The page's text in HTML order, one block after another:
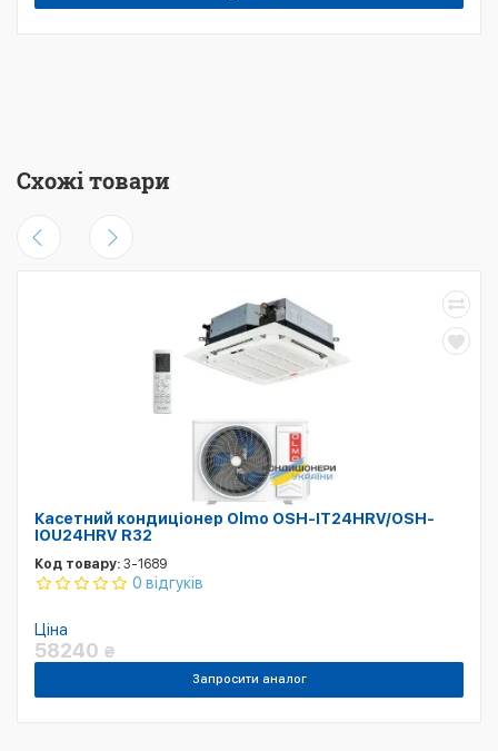
Схожі товари
Касетний кондиціонер Olmo OSH-IT24HRV/OSH-
IOU24HRV R32
Код товару: 3-1689
0 відгуків
Ціна
58240 ₴
Запросити аналог